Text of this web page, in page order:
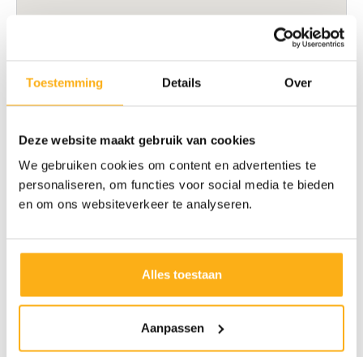
Toestemming Details Over
Deze website maakt gebruik van cookies
We gebruiken cookies om content en advertenties te
personaliseren, om functies voor social media te bieden
en om ons websiteverkeer te analyseren.
Alles toestaan
Aanpassen